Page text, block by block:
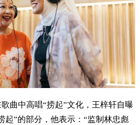
曲中高唱“捞起”文化，王梓轩自曝
起”的部分，他表示：“监制林忠彪